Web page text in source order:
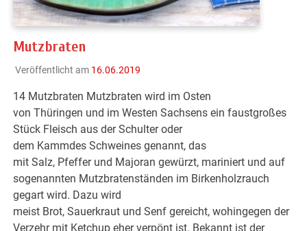
Mutzbraten
Veröffentlicht am 16.06.2019
14 Mutzbraten Mutzbraten wird im Osten
von Thüringen und im Westen Sachsens ein faustgroßes
Stück Fleisch aus der Schulter oder
dem Kammdes Schweines genannt, das
mit Salz, Pfeffer und Majoran gewürzt, mariniert und auf
sogenannten Mutzbratenständen im Birkenholzrauch
gegart wird. Dazu wird
meist Brot, Sauerkraut und Senf gereicht, wohingegen der
Verzehr mit Ketchup eher verpönt ist. Bekannt ist der